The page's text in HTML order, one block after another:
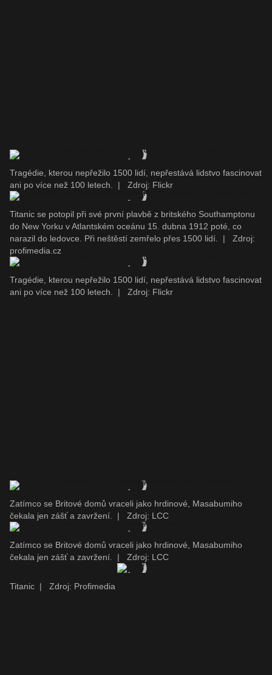
Tragédie, kterou nepřežilo 1500 lidí, nepřestává lidstvo fascinovat
ani po více než 100 letech.
| Zdroj: Flickr
Titanic se potopil při své první plavbě z britského Southamptonu
do New Yorku v Atlantském oceánu 15. dubna 1912 poté, co
narazil do ledovce. Při neštěstí zemřelo přes 1500 lidí.
|
Zdroj:
profimedia.cz
Tragédie, kterou nepřežilo 1500 lidí, nepřestává lidstvo fascinovat
ani po více než 100 letech.
| Zdroj: Flickr
Zatímco se Britové domů vraceli jako hrdinové, Masabumiho
čekala jen zášť a zavržení.
| Zdroj: LCC
Zatímco se Britové domů vraceli jako hrdinové, Masabumiho
čekala jen zášť a zavržení.
| Zdroj: LCC
Titanic | Zdroj: Profimedia